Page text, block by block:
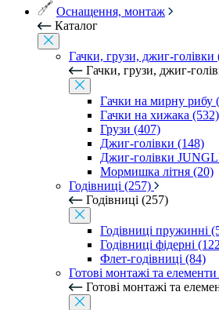
Оснащення, монтаж
Каталог
Гачки, грузи, джиг-голівки
Гачки, грузи, джиг-
Гачки на мирну рибу
Гачки на хижака (532)
Грузи (407)
Джиг-голівки (148)
Джиг-голівки
Мормишка літня (20)
Годівниці (257)
Годівниці (257)
Годівниці пружинні
Годівниці фідерні
Флет-годівниці (84)
Готові монтажі та
Готові монтажі та